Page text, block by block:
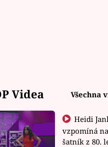
Videa Všechna
Heidi Janků
vzpomíná
šatník z 80.